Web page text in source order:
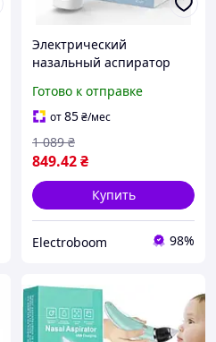
Электрический
назальный аспиратор
носа HeyValue BC025
Готово к отправке
от85₴/мес
849.42₴
1 089 ₴
Купить
Electroboom 98%